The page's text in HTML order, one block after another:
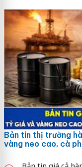
Bản tin thị trường
vàng neo cao, cà